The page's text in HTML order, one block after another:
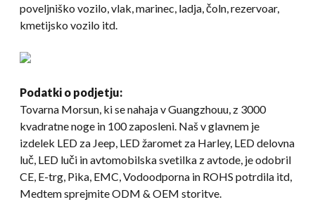
poveljniško vozilo, vlak, marinec, ladja, čoln, rezervoar,
kmetijsko vozilo itd.
Podatki o podjetju:
Tovarna Morsun, ki se nahaja v Guangzhouu, z 3000
kvadratne noge in 100 zaposleni. Naš v glavnem je
izdelek LED za Jeep, LED žaromet za Harley, LED delovna
luč, LED luči in avtomobilska svetilka z avtode, je odobril
CE, E-trg, Pika, EMC, Vodoodporna in ROHS potrdila itd,
Medtem sprejmite ODM & OEM storitve.